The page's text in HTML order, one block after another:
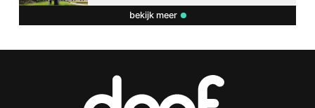
bekijk meer